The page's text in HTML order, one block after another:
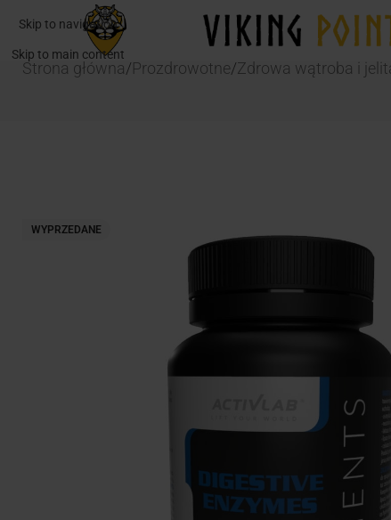
Skip to navigation
Skip to main content
Strona główna/Prozdrowotne/Zdrowa wątroba i
WYPRZEDANE